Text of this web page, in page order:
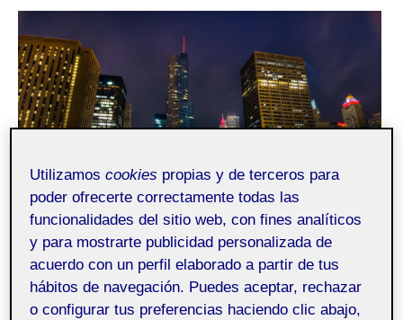
Mi instituto
La Influencia de las Relaciones
Personales en la Creación de
Utilizamoscookies propias y de terceros para
poder ofrecerte correctamente todas las
funcionalidades del sitio web, con fines analíticos
y para mostrarte publicidad personalizada de
acuerdo con un perfil elaborado a partir de tus
hábitos de navegación. Puedes aceptar, rechazar
o configurar tus preferencias haciendo clic abajo,